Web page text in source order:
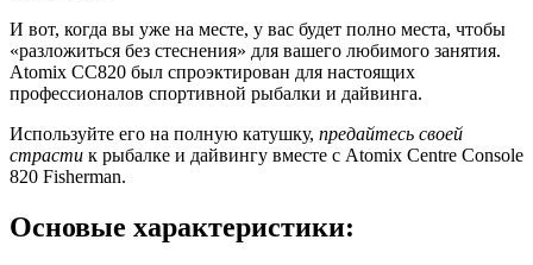
И вот, когда вы уже на месте, у вас будет полно места, чтобы
«разложиться без стеснения» для вашего любимого занятия.
Atomix CC820 был спроэктирован для настоящих
профессионалов спортивной рыбалки и дайвинга.
Используйте его на полную катушку, предайтесь своей
страсти к рыбалке и дайвингу вместе с Atomix Centre Console
820 Fisherman.
Основые характеристики: